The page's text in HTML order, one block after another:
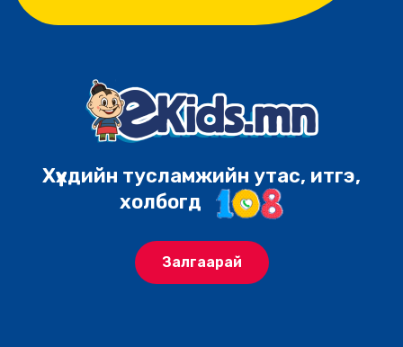
Хүүхдийн тусламжийн утас, итгэ,
холбогд
Залгаарай